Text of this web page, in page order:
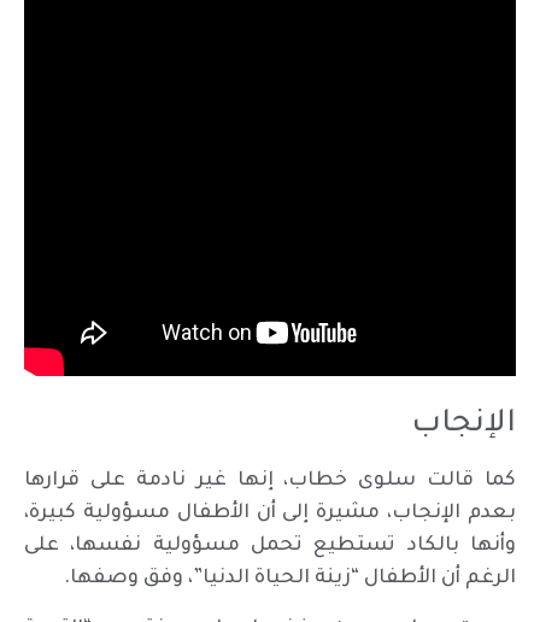
الإنجاب
كما قالت سلوى خطاب، إنها غير نادمة على قرارها
بعدم الإنجاب، مشيرة إلى أن الأطفال مسؤولية كبيرة،
وأنها بالكاد تستطيع تحمل مسؤولية نفسها، على
الرغم أن الأطفال “زينة الحياة الدنيا”، وفق وصفها.